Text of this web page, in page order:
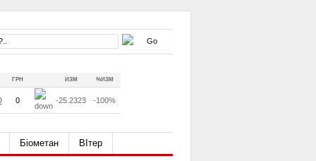
ГРН ИЗМ %ИЗМ
0 -25.2323 -100%
Біометан ВІтер